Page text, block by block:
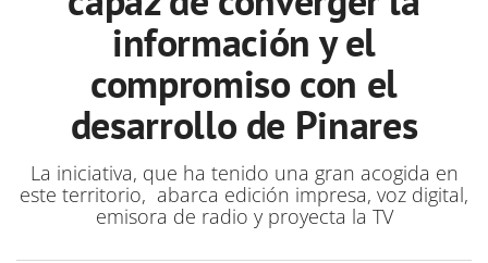
información y el
compromiso con el
desarrollo de Pinares
La iniciativa, que ha tenido una gran acogida en
este territorio, abarca edición impresa, voz digital,
emisora de radio y proyecta la TV